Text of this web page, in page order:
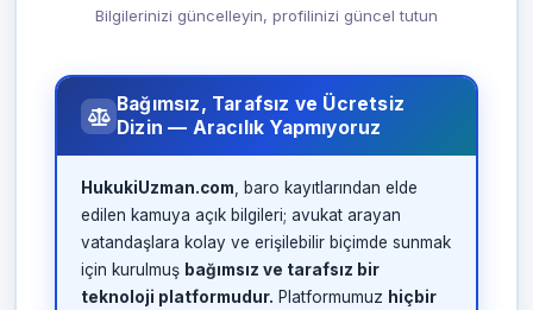
Bilgilerinizi güncelleyin, profilinizi güncel tutun
Bağımsız, Tarafsız ve Ücretsiz
Dizin — Aracılık Yapmıyoruz
HukukiUzman.com , baro kayıtlarından elde
edilen kamuya açık bilgileri; avukat arayan
vatandaşlara kolay ve erişilebilir biçimde sunmak
için kurulmuş bağımsız ve tarafsız bir
teknoloji platformudur. Platformumuz hiçbir